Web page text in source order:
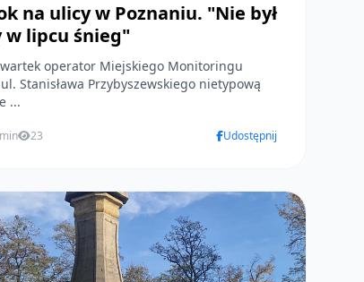
na ulicy w Poznaniu. "Nie był
w lipcu śnieg"
operator Miejskiego Monitoringu
Stanisława Przybyszewskiego nietypową
...
23 Udostępnij